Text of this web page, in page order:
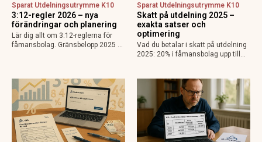
3:12-regler 2026 – nya
förändringar och planering
Sparat Utdelningsutrymme K10
Lär dig allt om 3:12-reglerna för
fåmansbolag. Gränsbelopp 2025 vs
optimal utdelningsskatt.
Skatt på utdelning 2025 –
exakta satser och
optimering
Sparat Utdelningsutrymme K10
Vad du betalar i skatt på utdelning
2025: 20% i fåmansbolag upp till
lönekrav, sparat
utdelningsutrymme K10 och
minimera skatten…